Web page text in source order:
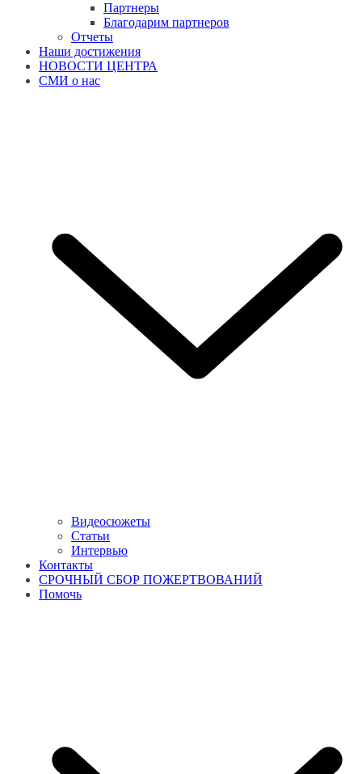
Партнеры
Благодарим партнеров
Отчеты
Наши достижения
НОВОСТИ ЦЕНТРА
СМИ о нас
Видеосюжеты
Статьи
Интервью
Контакты
СРОЧНЫЙ СБОР ПОЖЕРТВОВАНИЙ
Помочь